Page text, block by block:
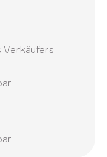
Verkäufers